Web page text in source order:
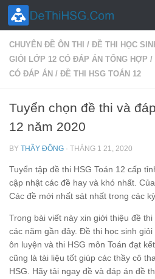
Skip to content
CHUYÊN ĐỀ ÔN THI / ĐỀ THI HỌC
GIỎI LỚP 12 CÓ ĐÁP ÁN TỔNG HỢP /
CÓ ĐÁP ÁN / ĐỀ THI HSG TOÁN 12
Tuyển chọn đề thi và
12 năm 2020
BY THẦY ĐÔNG · THÁNG 1 21, 2020
Tuyển tập đề thi HSG Toán 12 cấp
cập nhật các đề hay và khó nhất.
Các đề mới nhất sát nhất trong các
Trong bài viết này xin giới thiệu đề
các năm gần đây. Đề thi học sinh
ôn luyện và thi HSG môn Toán đạt
cũng là tài liệu tốt giúp các thầy cô
HSG. Hãy tải ngay đề và đáp án đề